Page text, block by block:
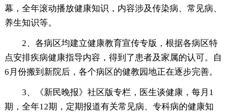
幕，全年滚动播放健康知识，内容涉及传染病、常见病、
养生知识等。
2、各病区均建立健康教育宣传专版，根据各病区特
点安排疾病健康指导内容，得到了患者及家属的认可。自
6月份搬到新院后，各个病区的健教园地正在逐步完善。
3、《新民晚报》社区版专栏，医生谈健康，每月1
期，全年12期，定期报道有关常见病、专科病的健康知